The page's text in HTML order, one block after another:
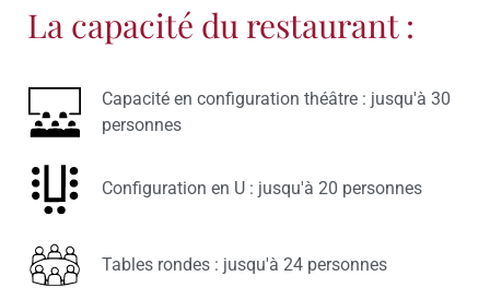
La capacité du restaurant :
Capacité en configuration théâtre : jusqu'à 30
personnes
Configuration en U : jusqu'à 20 personnes
Tables rondes : jusqu'à 24 personnes